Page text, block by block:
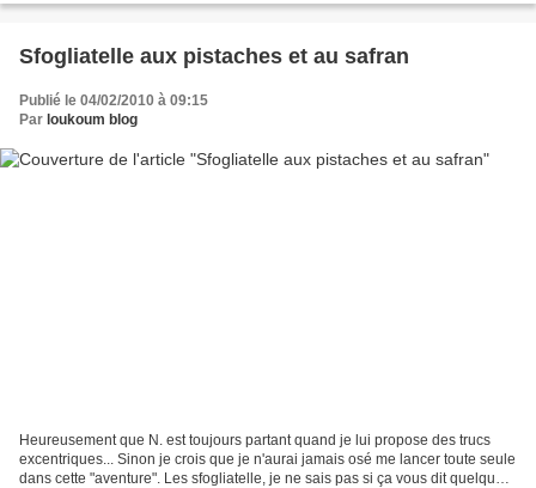
Sfogliatelle aux pistaches et au safran
Publié le 04/02/2010 à 09:15
Par loukoum blog
Heureusement que N. est toujours partant quand je lui propose des trucs
excentriques... Sinon je crois que je n'aurai jamais osé me lancer toute seule
dans cette "aventure". Les sfogliatelle, je ne sais pas si ça vous dit quelque